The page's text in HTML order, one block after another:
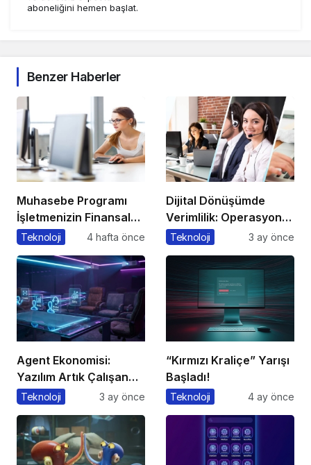
aboneliğini hemen başlat.
Benzer Haberler
Muhasebe Programı
İşletmenizin Finansal
Yönetiminde Devrim
Teknoloji 4 hafta önce
Dijital Dönüşümde
Verimlilik: Operasyonel
Süreçleri Tek
Teknoloji 3 ay önce
Agent Ekonomisi:
Yazılım Artık Çalışan
Gibi ‘Görev’ Alıyor
Teknoloji 3 ay önce
“Kırmızı Kraliçe” Yarışı
Başladı!
Teknoloji 4 ay önce